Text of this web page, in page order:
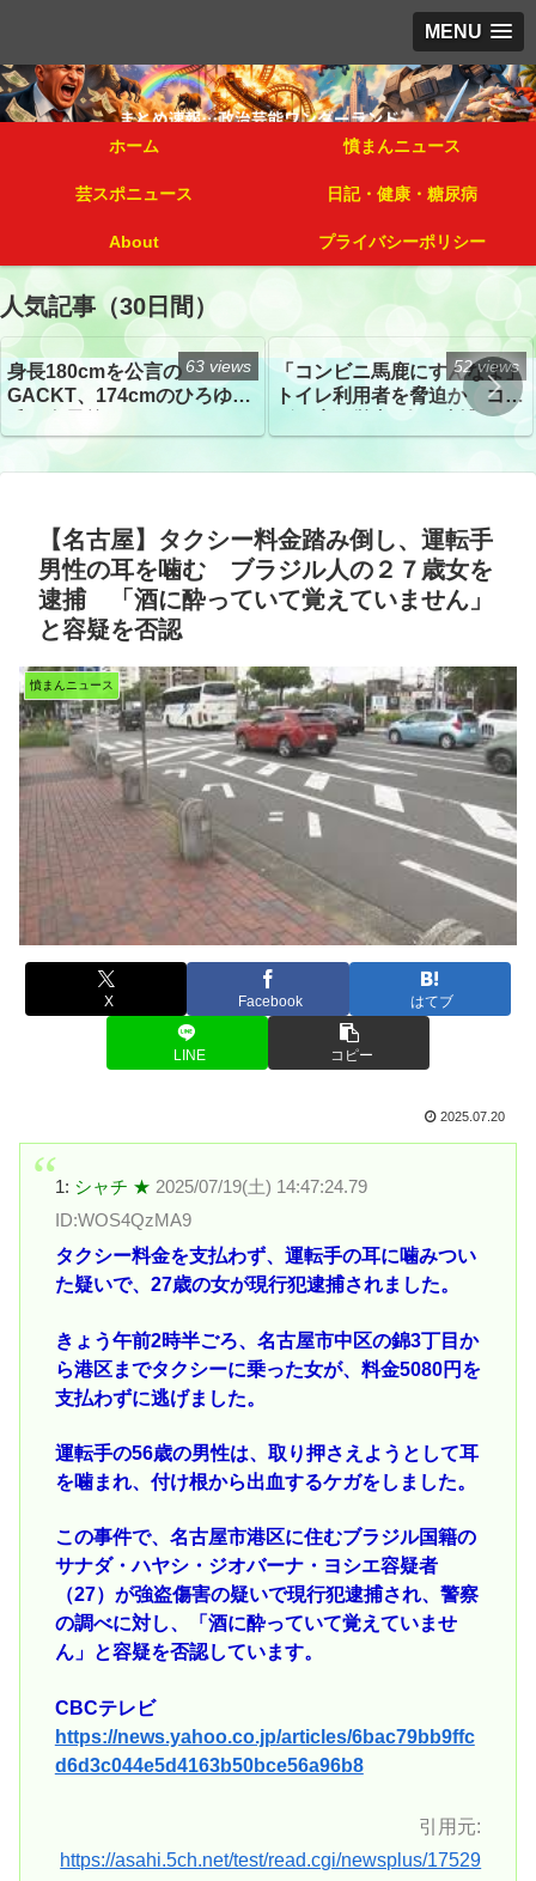
MENU
ホーム 憤まんニュース
芸スポニュース 日記・健康・糖尿病
About プライバシーポリシー
人気記事（30日間）
身長180cmを公言の
GACKT、174cmのひろゆき
トざわつき イベントでの写
真が話題
63 views
「コンビニ馬鹿にすんなよ」
トイレ利用者を脅迫か コン
52 views
【名古屋】タクシー料金踏み倒し、運転手
男性の耳を噛む ブラジル人の２７歳女を
逮捕 「酒に酔っていて覚えていません」
と容疑を否認
憤まんニュース
X Facebook はてブ
LINE コピー
2025.07.20
1: シャチ ★ 2025/07/19(土) 14:47:24.79
ID:WOS4QzMA9
タクシー料金を支払わず、運転手の耳に噛みつい
た疑いで、27歳の女が現行犯逮捕されました。
きょう午前2時半ごろ、名古屋市中区の錦3丁目か
ら港区までタクシーに乗った女が、料金5080円を
支払わずに逃げました。
運転手の56歳の男性は、取り押さえようとして耳
を噛まれ、付け根から出血するケガをしました。
この事件で、名古屋市港区に住むブラジル国籍の
サナダ・ハヤシ・ジオバーナ・ヨシエ容疑者
（27）が強盗傷害の疑いで現行犯逮捕され、警察
の調べに対し、「酒に酔っていて覚えていませ
ん」と容疑を否認しています。
CBCテレビ
https://news.yahoo.co.jp/articles/6bac79bb9ffc
d6d3c044e5d4163b50bce56a96b8
引用元:
https://asahi.5ch.net/test/read.cgi/newsplus/17529